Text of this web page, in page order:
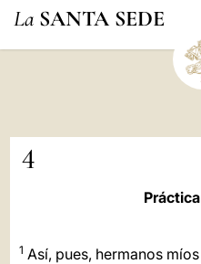
La SANTA SEDE
4
1 Así, pues, hermanos